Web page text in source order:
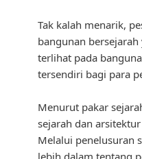
Tak kalah menarik,
bangunan
terlihat pada
tersendiri bagi para
Menurut pakar
sejarah dan
Melalui penelusuran